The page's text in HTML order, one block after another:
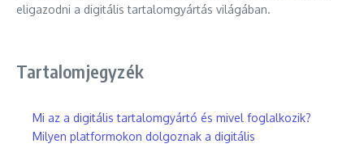
eligazodni a digitális tartalomgyártás világában.
Tartalomjegyzék
Mi az a digitális tartalomgyártó és mivel foglalkozik?
Milyen platformokon dolgoznak a digitális